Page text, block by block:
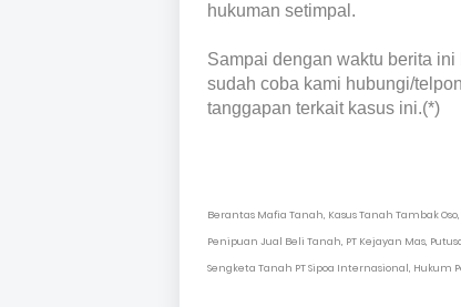
hukuman setimpal.
Sampai dengan waktu berita
sudah coba kami hubungi/
tanggapan terkait kasus ini.(*)
Berantas Mafia Tanah, Kasus Tanah Tambak
Penipuan Jual Beli Tanah, PT Kejayan Mas,
Sengketa Tanah PT Sipoa Internasional,